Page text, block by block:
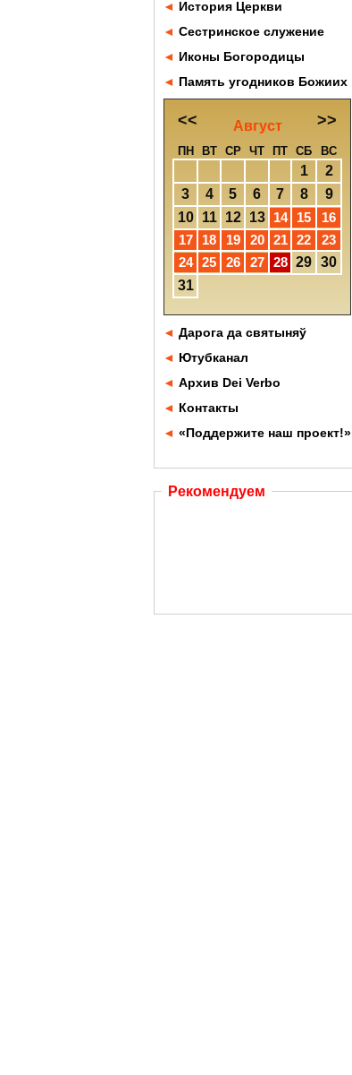
◄ История Церкви
◄ Сестринское служение
◄ Иконы Богородицы
◄ Память угодников Божиих
<< >>
Август
ПН ВТ СР ЧТ ПТ СБ ВС
1
2
3
4 5 6 7 8
9
10
11 12 13 14 15
16
17
18 19 20 21 22
23
24
25 26 27 28 29 30
31
◄ Дарога да святыняў
◄ Ютубканал
◄ Архив Dei Verbo
◄ Контакты
◄ «Поддержите наш проект!»
Рекомендуем